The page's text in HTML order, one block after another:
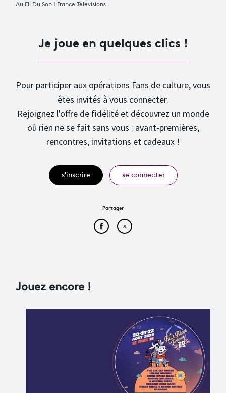
Au Fil Du Son ! France Télévisions
Je joue en quelques clics !
Pour participer aux opérations Fans de culture, vous
êtes invités à vous connecter.
Rejoignez l'offre de fidélité et découvrez un monde
où rien ne se fait sans vous : avant-premières,
rencontres, invitations et cadeaux !
s'inscrire se connecter
Partager
Partager cet article sur
Partager cet article sur
Jouez encore !